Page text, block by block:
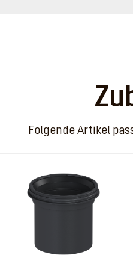
Folgende Artikel